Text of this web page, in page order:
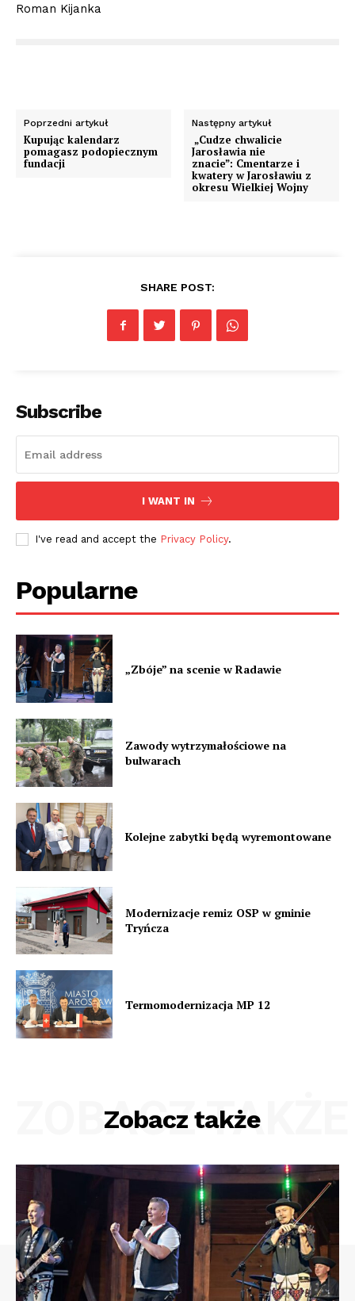
Roman Kijanka
Poprzedni artykuł
Kupując kalendarz
pomagasz podopiecznym
fundacji
Następny artykuł
„Cudze chwalicie
Jarosławia nie
znacie”: Cmentarze i
kwatery w Jarosławiu z
okresu Wielkiej Wojny
SHARE POST:
Subscribe
I WANT IN
I've read and accept the Privacy Policy.
Popularne
„Zbóje” na scenie w Radawie
Zawody wytrzymałościowe na
bulwarach
Kolejne zabytki będą wyremontowane
Modernizacje remiz OSP w gminie
Tryńcza
Termomodernizacja MP 12
Zobacz także
ZOBACZ TAKŻE